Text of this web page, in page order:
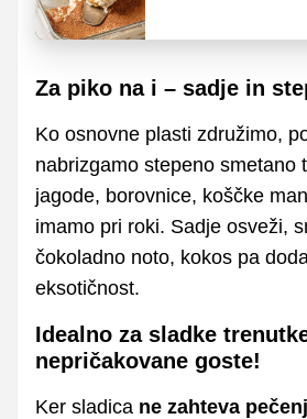
Za piko na i – sadje in
Ko osnovne plasti združimo,
nabrizgamo stepeno smetano
jagode, borovnice, koščke
imamo pri roki. Sadje osveži,
čokoladno noto, kokos pa
eksotičnost.
Idealno za sladke
nepričakovane goste!
Ker sladica ne zahteva